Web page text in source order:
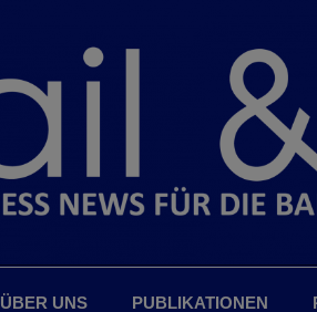
ÜBER UNS PUBLIKATIONEN